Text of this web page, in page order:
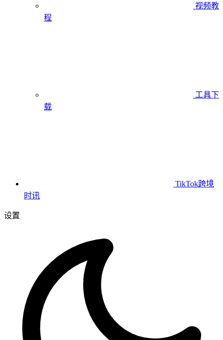
视频教
程
工具下
载
TikTok跨境
时讯
设置